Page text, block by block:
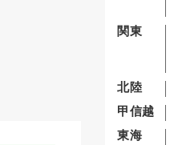
関東
北陸
甲信越
東海